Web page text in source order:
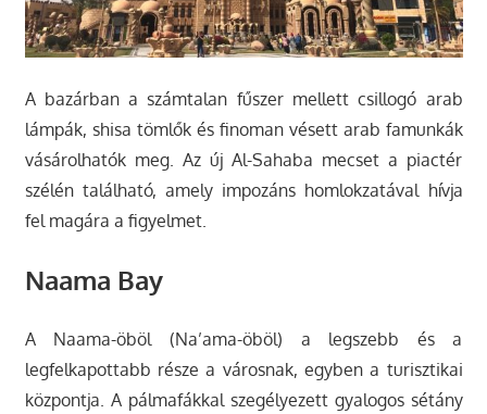
A bazárban a számtalan fűszer mellett csillogó arab
lámpák, shisa tömlők és finoman vésett arab famunkák
vásárolhatók meg. Az új Al-Sahaba mecset a piactér
szélén található, amely impozáns homlokzatával hívja
fel magára a figyelmet.
Naama Bay
A Naama-öböl (Na’ama-öböl) a legszebb és a
legfelkapottabb része a városnak, egyben a turisztikai
központja. A pálmafákkal szegélyezett gyalogos sétány